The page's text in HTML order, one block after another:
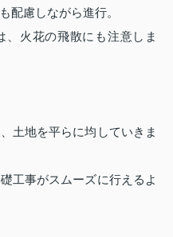
配慮しながら進行。
、火花の飛散にも注意しま
土地を平らに均していきま
工事がスムーズに行えるよ